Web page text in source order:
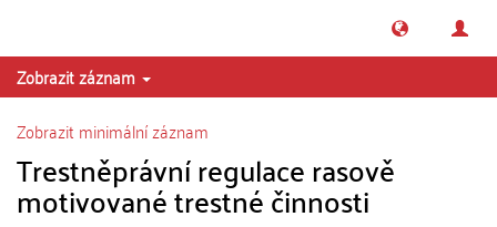
Zobrazit záznam
Zobrazit minimální záznam
Trestněprávní regulace rasově
motivované trestné činnosti